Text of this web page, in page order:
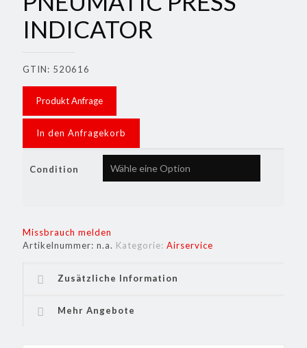
INDICATOR
GTIN: 520616
Produkt Anfrage
In den Anfragekorb
Condition
Missbrauch melden
Artikelnummer: n.a. Kategorie: Airservice
Zusätzliche Information
Mehr Angebote